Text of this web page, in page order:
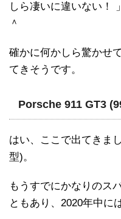
しら凄いに違いない！
＾
確かに何かしら驚かせ
てきそうです。
Porsche 911 GT3
はい、ここで出てきま
型)。
もうすでにかなりのス
ともあり、2020年中に